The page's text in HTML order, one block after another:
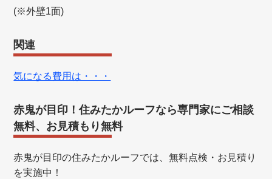
(※外壁1面)
関連
気になる費用は・・・
赤鬼が目印！住みたかルーフなら専門家にご相談
無料、お見積もり無料
赤鬼が目印の住みたかルーフでは、無料点検・お見積り
を実施中！